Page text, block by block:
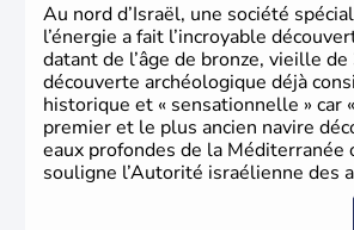
Au nord d’Israël, une société
l’énergie a fait l’incroyable
datant de l’âge de bronze, vieille
découverte archéologique déjà
historique et « sensationnelle » car
premier et le plus ancien navire
eaux profondes de la Méditerranée
souligne l’Autorité israélienne des